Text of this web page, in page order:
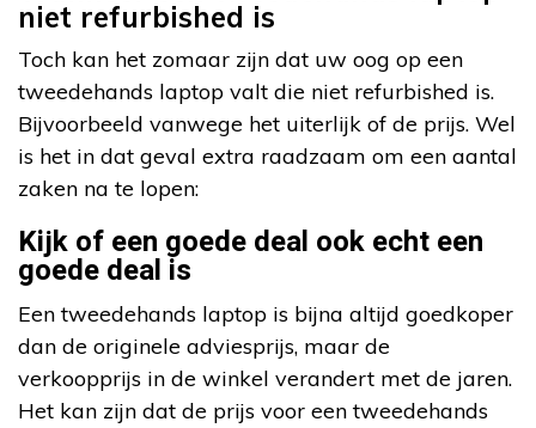
niet refurbished is
Toch kan het zomaar zijn dat uw oog op een
tweedehands laptop valt die niet refurbished is.
Bijvoorbeeld vanwege het uiterlijk of de prijs. Wel
is het in dat geval extra raadzaam om een aantal
zaken na te lopen:
Kijk of een goede deal ook echt een
goede deal is
Een tweedehands laptop is bijna altijd goedkoper
dan de originele adviesprijs, maar de
verkoopprijs in de winkel verandert met de jaren.
Het kan zijn dat de prijs voor een tweedehands